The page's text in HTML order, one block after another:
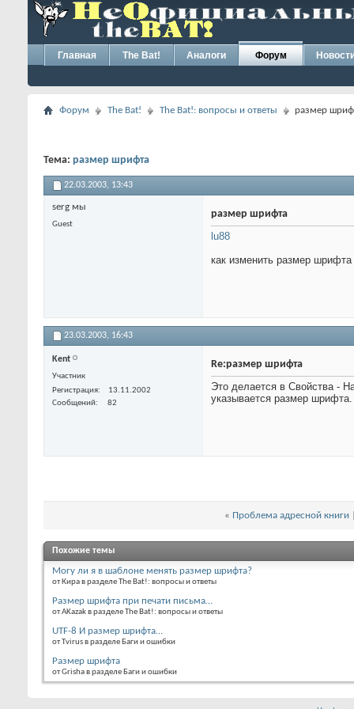
Главная The Bat! Аналоги Форум
Форум The Bat! The Bat!: вопросы и ответы размер
Тема: размер шрифта
22.03.2003, 13:43
serg мы
Guest
размер шрифта
lu88
как изменить размер
23.03.2003, 16:43
Kent
Участник
Регистрация
13.11.2002
Сообщений
82
Re:размер шрифта
Это делается в Свойства -
указывается размер шрифта.
« Проблема адресной книги
Похожие темы
Могу ли я в шаблоне менять размер шрифта?
от Кира в разделе The Bat!: вопросы и ответы
Размер шрифта при печати письма…
от AKazak в разделе The Bat!: вопросы и ответы
UTF-8 И размер шрифта…
от Tvirus в разделе Баги и ошибки
Размер шрифта
от Grisha в разделе Баги и ошибки